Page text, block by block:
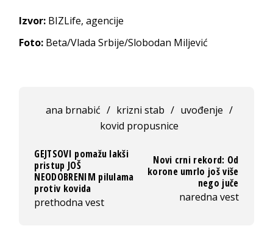
Izvor: BIZLife, agencije
Foto: Beta/Vlada Srbije/Slobodan Miljević
ana brnabić / krizni stab / uvođenje /
kovid propusnice
GEJTSOVI pomažu lakši
pristup JOŠ
NEODOBRENIM pilulama
protiv kovida
prethodna vest
Novi crni rekord: Od
korone umrlo još više
nego juče
naredna vest